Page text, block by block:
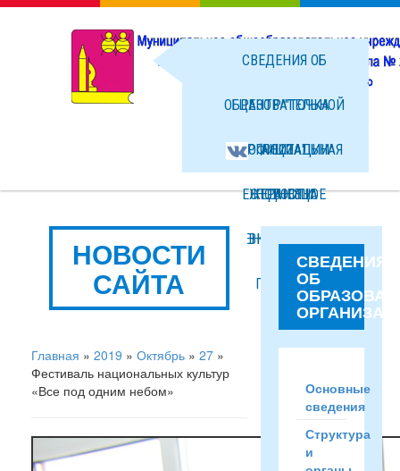
СВЕДЕНИЯ ОБ
ОБРАЗОВАТЕЛЬНОЙ
ОРГАНИЗАЦИИ
НОВОСТИ
ФАЙЛЫ
ЦЕНТР "ТОЧКА
РОСТА"
ЕЖЕДНЕВНОЕ
МЕНЮ ГОРЯЧЕГО
ПИТАНИЯ
ОФИЦИАЛЬНАЯ
СТРАНИЦА
ВКОНТАКТЕ
НОВОСТИ
САЙТА
Главная » 2019 » Октябрь » 27 »
Фестиваль национальных культур
«Все под одним небом»
СВЕДЕНИЯ
ОБ
Основные
сведения
Структура
и